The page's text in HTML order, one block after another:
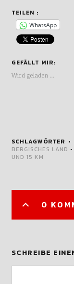
TEILEN :
WhatsApp
GEFÄLLT MIR:
Wird geladen …
SCHLAGWÖRTER
BERGISCHES LAND •
UND 15 KM
0
SCHREIBE